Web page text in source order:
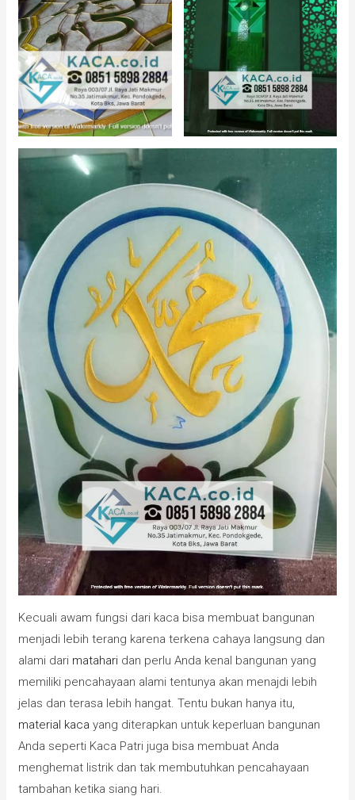
Kecuali awam fungsi dari kaca bisa membuat bangunan
menjadi lebih terang karena terkena cahaya langsung dan
alami dari matahari dan perlu Anda kenal bangunan yang
memiliki pencahayaan alami tentunya akan menajdi lebih
jelas dan terasa lebih hangat. Tentu bukan hanya itu,
material kaca yang diterapkan untuk keperluan bangunan
Anda seperti Kaca Patri juga bisa membuat Anda
menghemat listrik dan tak membutuhkan pencahayaan
tambahan ketika siang hari.